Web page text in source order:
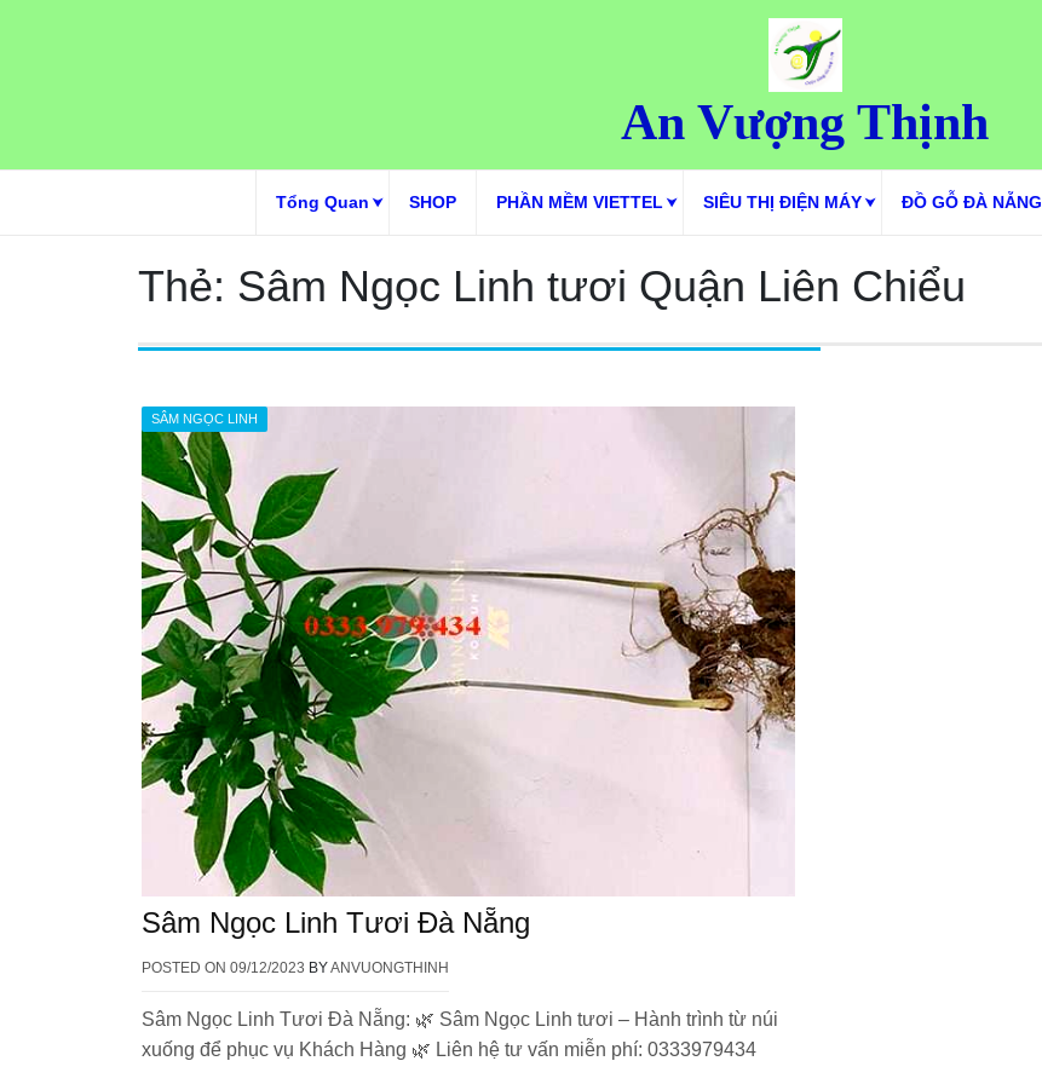
An Vượng Thịnh
Tổng Quan SHOP PHẦN MỀM VIETTEL SIÊU THỊ ĐIỆN MÁY ĐỒ GỖ ĐÀ NẴNG
Thẻ: Sâm Ngọc Linh tươi Quận Liên Chiểu
SÂM NGỌC LINH
Sâm Ngọc Linh Tươi Đà Nẵng
POSTED ON 09/12/2023 BYANVUONGTHINH
Sâm Ngọc Linh Tươi Đà Nẵng: 🌿 Sâm Ngọc Linh tươi – Hành trình từ núi
xuống để phục vụ Khách Hàng 🌿 Liên hệ tư vấn miễn phí: 0333979434